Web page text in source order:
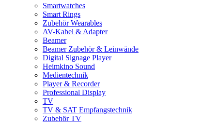
Smartwatches
Smart Rings
Zubehör Wearables
AV-Kabel & Adapter
Beamer
Beamer Zubehör & Leinwände
Digital Signage Player
Heimkino Sound
Medientechnik
Player & Recorder
Professional Display
TV
TV & SAT Empfangstechnik
Zubehör TV